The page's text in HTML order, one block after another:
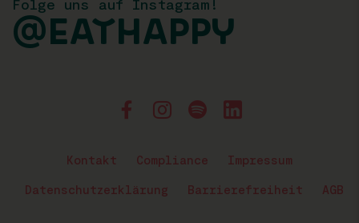
Folge uns auf Instagram!
@EATHAPPY
Kontakt Compliance Impressum
Datenschutzerklärung Barrierefreiheit AGB